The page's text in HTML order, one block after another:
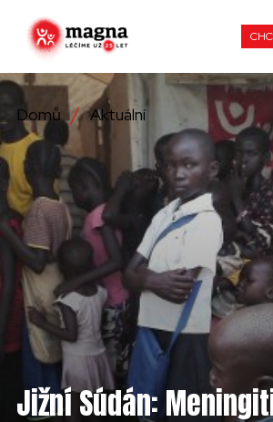
NAŠE PRÁCE
O NÁS
AKTUÁLNÍ
ZAPOJTE SE
PRACUJTE S NÁMI
KONTAKTUJTE NÁS
Domů Aktuální
Jižní Súdán: